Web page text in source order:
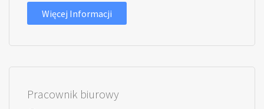
Więcej Informacji
Pracownik biurowy